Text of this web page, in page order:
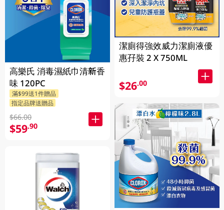
高樂氏 消毒濕紙巾清新香
味 120PC
滿$99送1件贈品
指定品牌送贈品
$66.00
$59.90
潔廁得強效威力潔廁液優
惠孖裝 2 X 750ML
$26.00